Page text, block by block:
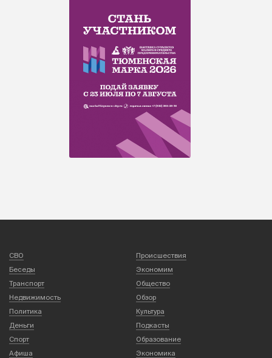
СВО
Происшествия
Беседы
Экономим
Транспорт
Общество
Недвижимость
Обзор
Политика
Культура
Деньги
Подкасты
Спорт
Образование
Афиша
Экономика